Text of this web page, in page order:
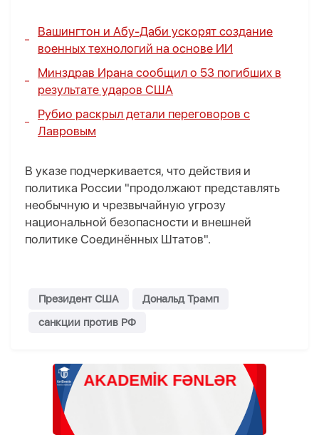
Вашингтон и Абу-Даби ускорят создание
военных технологий на основе ИИ
Минздрав Ирана сообщил о 53 погибших в
результате ударов США
Рубио раскрыл детали переговоров с
Лавровым
В указе подчеркивается, что действия и
политика России "продолжают представлять
необычную и чрезвычайную угрозу
национальной безопасности и внешней
политике Соединённых Штатов".
Президент США
Дональд Трамп
санкции против РФ